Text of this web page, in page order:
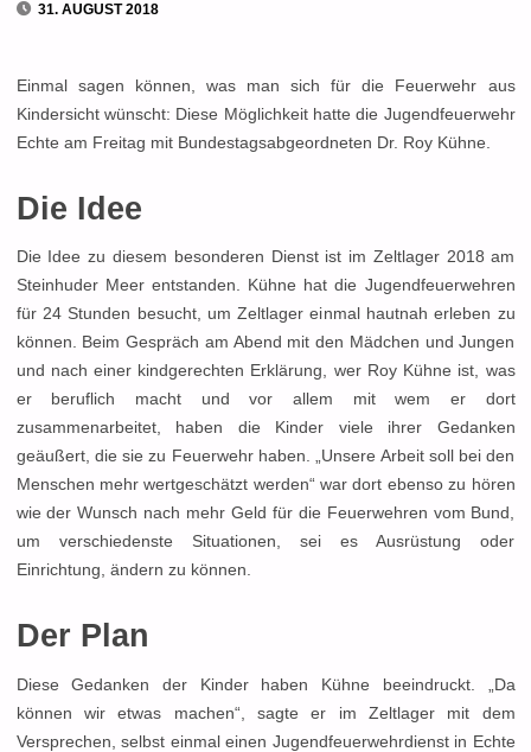
31. AUGUST 2018
Einmal sagen können, was man sich für die Feuerwehr aus
Kindersicht wünscht: Diese Möglichkeit hatte die Jugendfeuerwehr
Echte am Freitag mit Bundestagsabgeordneten Dr. Roy Kühne.
Die Idee
Die Idee zu diesem besonderen Dienst ist im Zeltlager 2018 am
Steinhuder Meer entstanden. Kühne hat die Jugendfeuerwehren
für 24 Stunden besucht, um Zeltlager einmal hautnah erleben zu
können. Beim Gespräch am Abend mit den Mädchen und Jungen
und nach einer kindgerechten Erklärung, wer Roy Kühne ist, was
er beruflich macht und vor allem mit wem er dort
zusammenarbeitet, haben die Kinder viele ihrer Gedanken
geäußert, die sie zu Feuerwehr haben. „Unsere Arbeit soll bei den
Menschen mehr wertgeschätzt werden“ war dort ebenso zu hören
wie der Wunsch nach mehr Geld für die Feuerwehren vom Bund,
um verschiedenste Situationen, sei es Ausrüstung oder
Einrichtung, ändern zu können.
Der Plan
Diese Gedanken der Kinder haben Kühne beeindruckt. „Da
können wir etwas machen“, sagte er im Zeltlager mit dem
Versprechen, selbst einmal einen Jugendfeuerwehrdienst in Echte